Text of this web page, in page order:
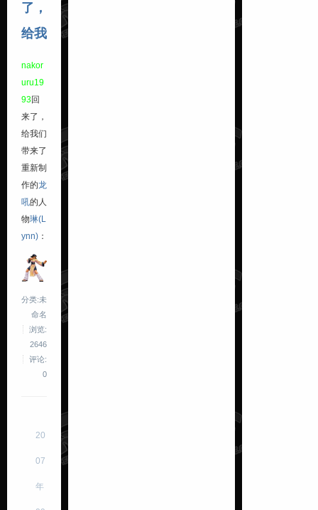
了，
给我
nakor
uru19
93回
来了，
给我们
带来了
重新制
作的龙
吼的人
物琳(L
ynn) ：
分类:未
命名
浏览:
2646
评论:
0
20
07
年